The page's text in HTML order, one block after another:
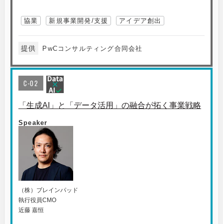
協業 新規事業開発/支援 アイデア創出
提供 PwCコンサルティング合同会社
C-02
「生成AI」と「データ活用」の融合が拓く事業戦略
Speaker
（株）ブレインパッド
執行役員CMO
近藤 嘉恒